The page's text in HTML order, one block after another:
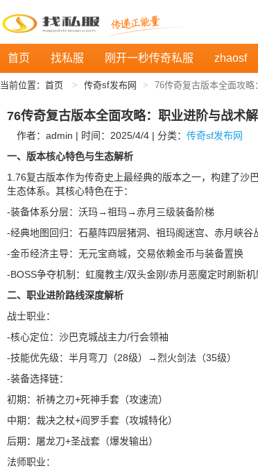
首页 找私服 刚开一秒传奇私服 zhaosf
当前位置： 首页 传奇sf发布网 76传奇复古版本全面攻
76传奇复古版本全面攻略：职业进阶与战术
作者：admin | 时间：2025/4/4 | 分类： 传奇sf发布网
一、版本核心特色与生态解析
1.76复古版本作为传奇史上最经典的版本之一，构建了沙
生态体系。其核心特色在于：
-装备体系分层：沃玛→祖玛→赤月三级装备阶梯
-经典地图回归：石墓阵四层猪洞、祖玛阁迷宫、赤月峡谷
-金币经济主导：无元宝商城，交易依赖金币与装备置换
-BOSS争夺机制：虹魔教主/双头金刚/赤月恶魔定时刷新机
二、职业进阶路线深度解析
战士职业：
-核心定位：沙巴克城战主力/行会领袖
-技能优先级：半月弯刀（28级）→烈火剑法（35级）
-装备选择链：
初期：祈祷之刃+死神手套（攻速流）
中期：裁决之杖+阎罗手套（攻城特化）
后期：屠龙刀+圣战套（爆发输出）
法师职业：